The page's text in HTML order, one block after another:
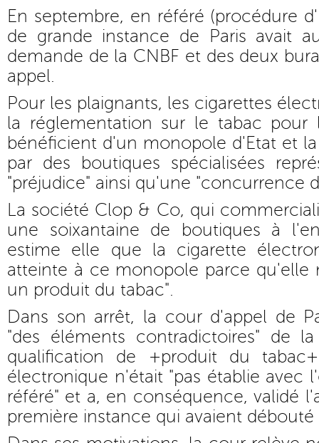
En septembre, en référé (procédure
de grande instance de Paris avait
demande de la CNBF et des deux
appel.
Pour les plaignants, les cigarettes
la réglementation sur le tabac pour
bénéficient d'un monopole d'Etat et
par des boutiques spécialisées
"préjudice" ainsi qu'une "concurrence
La société Clop & Co, qui
une soixantaine de boutiques à
estime elle que la cigarette
atteinte à ce monopole parce qu'elle
un produit du tabac".
Dans son arrêt, la cour d'appel de
"des éléments contradictoires" de
qualification de +produit du
électronique n'était "pas établie avec
référé" et a, en conséquence, validé
première instance qui avaient débouté